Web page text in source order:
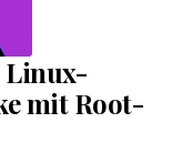
Linux-
mit Root-